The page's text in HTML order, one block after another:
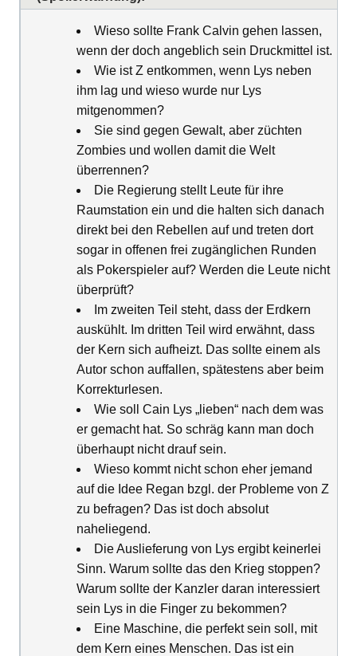
Wieso sollte Frank Calvin gehen lassen,
wenn der doch angeblich sein Druckmittel ist.
Wie ist Z entkommen, wenn Lys neben
ihm lag und wieso wurde nur Lys
mitgenommen?
Sie sind gegen Gewalt, aber züchten
Zombies und wollen damit die Welt
überrennen?
Die Regierung stellt Leute für ihre
Raumstation ein und die halten sich danach
direkt bei den Rebellen auf und treten dort
sogar in offenen frei zugänglichen Runden
als Pokerspieler auf? Werden die Leute nicht
überprüft?
Im zweiten Teil steht, dass der Erdkern
auskühlt. Im dritten Teil wird erwähnt, dass
der Kern sich aufheizt. Das sollte einem als
Autor schon auffallen, spätestens aber beim
Korrekturlesen.
Wie soll Cain Lys „lieben“ nach dem was
er gemacht hat. So schräg kann man doch
überhaupt nicht drauf sein.
Wieso kommt nicht schon eher jemand
auf die Idee Regan bzgl. der Probleme von Z
zu befragen? Das ist doch absolut
naheliegend.
Die Auslieferung von Lys ergibt keinerlei
Sinn. Warum sollte das den Krieg stoppen?
Warum sollte der Kanzler daran interessiert
sein Lys in die Finger zu bekommen?
Eine Maschine, die perfekt sein soll, mit
dem Kern eines Menschen. Das ist ein